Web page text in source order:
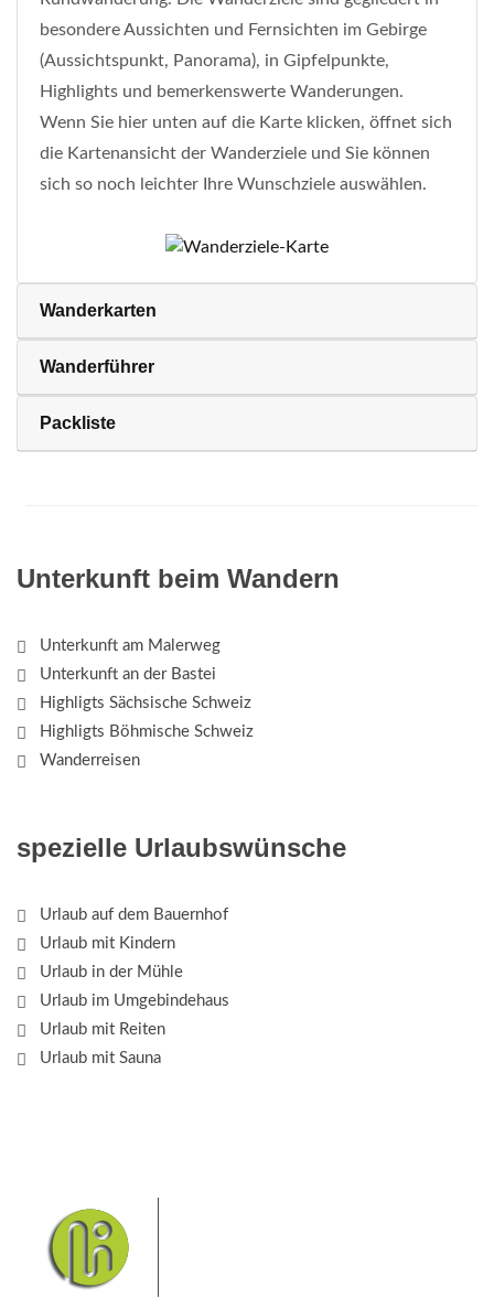
besondere Aussichten und Fernsichten im Gebirge
(Aussichtspunkt, Panorama), in Gipfelpunkte,
Highlights und bemerkenswerte Wanderungen.
Wenn Sie hier unten auf die Karte klicken, öffnet sich
die Kartenansicht der Wanderziele und Sie können
sich so noch leichter Ihre Wunschziele auswählen.
Wanderkarten
Wanderführer
Packliste
Unterkunft beim Wandern
Unterkunft am Malerweg
Unterkunft an der Bastei
Highligts Sächsische Schweiz
Highligts Böhmische Schweiz
Wanderreisen
spezielle Urlaubswünsche
Urlaub auf dem Bauernhof
Urlaub mit Kindern
Urlaub in der Mühle
Urlaub im Umgebindehaus
Urlaub mit Reiten
Urlaub mit Sauna